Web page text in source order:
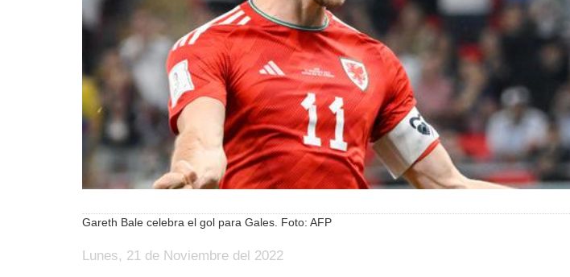
Gareth Bale celebra el gol para Gales. Foto: AFP
Lunes, 21 de Noviembre del 2022